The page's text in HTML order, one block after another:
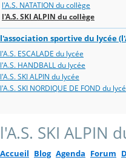
l'A.S. NATATION du collège
l'A.S. SKI ALPIN du collège
l'association sportive du lycée
l'A.S. ESCALADE du lycée
l'A.S. HANDBALL du lycée
l'A.S. SKI ALPIN du lycée
l'A.S. SKI NORDIQUE DE FOND du
l'A.S. SKI ALPIN
Accueil Blog Agenda Forum